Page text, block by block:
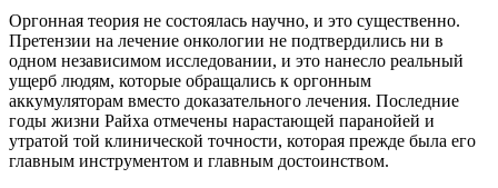
Оргонная теория не состоялась научно, и это существенно.
Претензии на лечение онкологии не подтвердились ни в
одном независимом исследовании, и это нанесло реальный
ущерб людям, которые обращались к оргонным
аккумуляторам вместо доказательного лечения. Последние
годы жизни Райха отмечены нарастающей паранойей и
утратой той клинической точности, которая прежде была его
главным инструментом и главным достоинством.